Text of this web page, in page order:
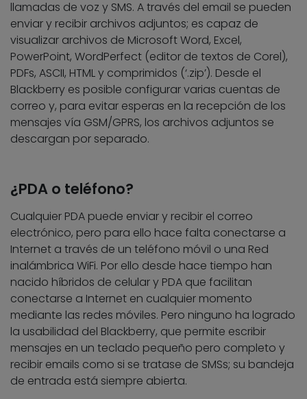
llamadas de voz y SMS. A través del email se pueden
enviar y recibir archivos adjuntos; es capaz de
visualizar archivos de Microsoft Word, Excel,
PowerPoint, WordPerfect (editor de textos de Corel),
PDFs, ASCII, HTML y comprimidos (‘.zip’). Desde el
Blackberry es posible configurar varias cuentas de
correo y, para evitar esperas en la recepción de los
mensajes vía GSM/GPRS, los archivos adjuntos se
descargan por separado.
¿PDA o teléfono?
Cualquier PDA puede enviar y recibir el correo
electrónico, pero para ello hace falta conectarse a
Internet a través de un teléfono móvil o una Red
inalámbrica WiFi. Por ello desde hace tiempo han
nacido híbridos de celular y PDA que facilitan
conectarse a Internet en cualquier momento
mediante las redes móviles. Pero ninguno ha logrado
la usabilidad del Blackberry, que permite escribir
mensajes en un teclado pequeño pero completo y
recibir emails como si se tratase de SMSs; su bandeja
de entrada está siempre abierta.